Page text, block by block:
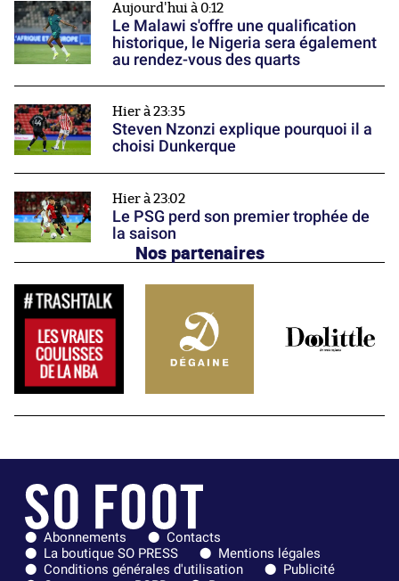
Aujourd'hui à 0:12
Le Malawi s'offre une qualification
historique, le Nigeria sera également
au rendez-vous des quarts
Hier à 23:35
Steven Nzonzi explique pourquoi il a
choisi Dunkerque
Hier à 23:02
Le PSG perd son premier trophée de
la saison
Nos partenaires
Abonnements
Contacts
La boutique SO PRESS
Mentions légales
Conditions générales d'utilisation
Publicité